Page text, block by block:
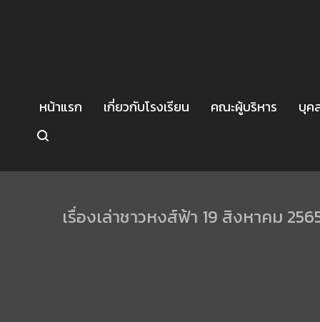
หน้าแรก เกี่ยวกับโรงเรียน คณะผู้บริหาร บุค
เรื่องเล่าชาวหงส์ฟ้า 19 สิงหาคม